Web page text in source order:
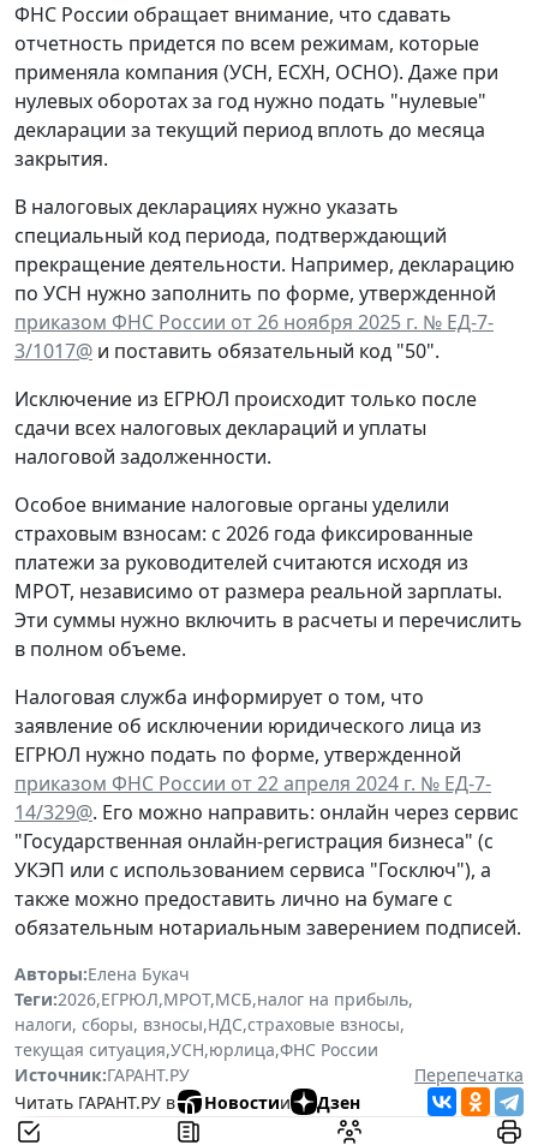
ФНС России обращает внимание, что сдавать
отчетность придется по всем режимам, которые
применяла компания (УСН, ЕСХН, ОСНО). Даже при
нулевых оборотах за год нужно подать "нулевые"
декларации за текущий период вплоть до месяца
закрытия.
В налоговых декларациях нужно указать
специальный код периода, подтверждающий
прекращение деятельности. Например, декларацию
по УСН нужно заполнить по форме, утвержденной
приказом ФНС России от 26 ноября 2025 г. № ЕД-7-
3/1017@ и поставить обязательный код "50".
Исключение из ЕГРЮЛ происходит только после
сдачи всех налоговых деклараций и уплаты
налоговой задолженности.
Особое внимание налоговые органы уделили
страховым взносам: с 2026 года фиксированные
платежи за руководителей считаются исходя из
МРОТ, независимо от размера реальной зарплаты.
Эти суммы нужно включить в расчеты и перечислить
в полном объеме.
Налоговая служба информирует о том, что
заявление об исключении юридического лица из
ЕГРЮЛ нужно подать по форме, утвержденной
приказом ФНС России от 22 апреля 2024 г. № ЕД-7-
14/329@. Его можно направить: онлайн через сервис
"Государственная онлайн-регистрация бизнеса" (с
УКЭП или с использованием сервиса "Госключ"), а
также можно предоставить лично на бумаге с
обязательным нотариальным заверением подписей.
Авторы:Елена Букач
Теги:2026,ЕГРЮЛ,МРОТ,МСБ,налог на прибыль,
налоги, сборы, взносы,НДС,страховые взносы,
текущая ситуация,УСН,юрлица,ФНС России
Источник:ГАРАНТ.РУ
Перепечатка
Читать ГАРАНТ.РУ в
Новостии Дзен